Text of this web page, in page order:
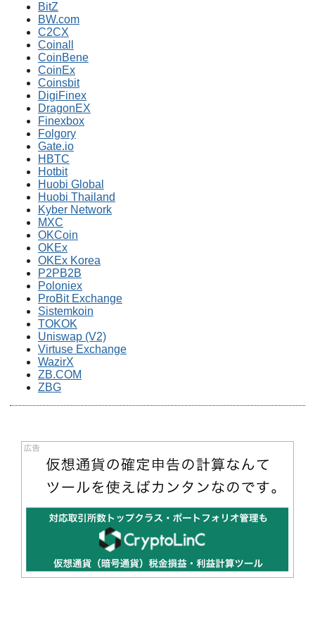
BitZ
BW.com
C2CX
Coinall
CoinBene
CoinEx
Coinsbit
DigiFinex
DragonEX
Finexbox
Folgory
Gate.io
HBTC
Hotbit
Huobi Global
Huobi Thailand
Kyber Network
MXC
OKCoin
OKEx
OKEx Korea
P2PB2B
Poloniex
ProBit Exchange
Sistemkoin
TOKOK
Uniswap (V2)
Virtuse Exchange
WazirX
ZB.COM
ZBG